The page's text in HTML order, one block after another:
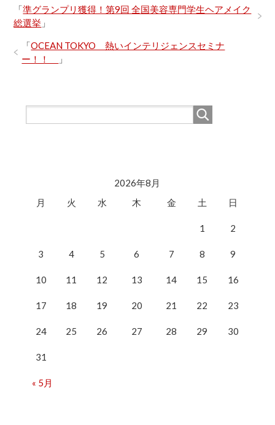
「準グランプリ獲得！第9回 全国美容専門学生ヘアメイク
総選挙 」
「OCEAN TOKYO 熱いインテリジェンスセミナ
ー！！
」
2026年8月
月
火 水 木 金 土 日
« 5月
1 2
3 4 5 6 7 8 9
10 11 12 13 14 15 16
17 18 19 20 21 22 23
24 25 26 27 28 29 30
31